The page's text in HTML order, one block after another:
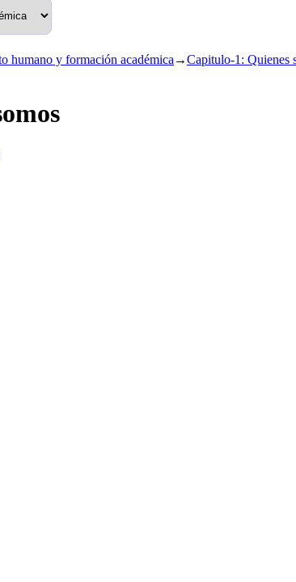
humano y formación académica →Capitulo-1: Quienes